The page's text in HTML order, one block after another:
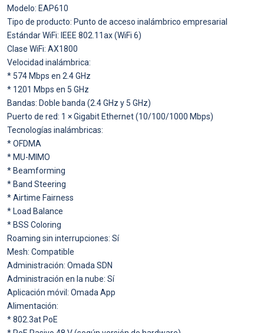
Modelo: EAP610
Tipo de producto: Punto de acceso inalámbrico empresarial
Estándar WiFi: IEEE 802.11ax (WiFi 6)
Clase WiFi: AX1800
Velocidad inalámbrica:
* 574 Mbps en 2.4 GHz
* 1201 Mbps en 5 GHz
Bandas: Doble banda (2.4 GHz y 5 GHz)
Puerto de red: 1 × Gigabit Ethernet (10/100/1000 Mbps)
Tecnologías inalámbricas:
* OFDMA
* MU-MIMO
* Beamforming
* Band Steering
* Airtime Fairness
* Load Balance
* BSS Coloring
Roaming sin interrupciones: Sí
Mesh: Compatible
Administración: Omada SDN
Administración en la nube: Sí
Aplicación móvil: Omada App
Alimentación:
* 802.3at PoE